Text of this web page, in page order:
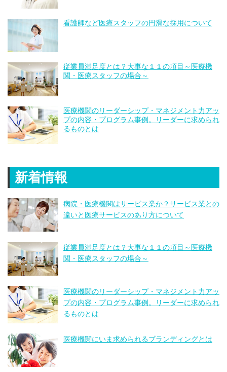
看護師など医療スタッフの円滑な採用について
従業員満足度とは？大事な１１の項目～医療機
関・医療スタッフの場合～
医療機関のリーダーシップ・マネジメント力アッ
プの内容・プログラム事例。リーダーに求められ
るものとは
新着情報
病院・医療機関はサービス業か？サービス業との
違いと医療サービスのあり方について
従業員満足度とは？大事な１１の項目～医療機
関・医療スタッフの場合～
医療機関のリーダーシップ・マネジメント力アッ
プの内容・プログラム事例。リーダーに求められ
るものとは
医療機関にいま求められるブランディングとは